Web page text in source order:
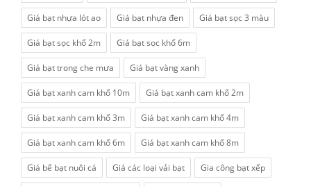
Giá bạt nhựa lót ao Giá bạt nhựa đen Giá bạt sọc 3 màu
Giá bạt sọc khổ 2m Giá bạt sọc khổ 6m
Giá bạt trong che mưa Giá bạt vàng xanh
Giá bạt xanh cam khổ 10m Giá bạt xanh cam khổ 2m
Giá bạt xanh cam khổ 3m Giá bạt xanh cam khổ 4m
Giá bạt xanh cam khổ 6m Giá bạt xanh cam khổ 8m
Giá bể bạt nuôi cá Giá các loại vải bạt Gia công bạt xếp